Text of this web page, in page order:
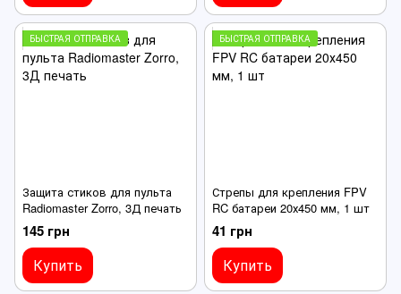
БЫСТРАЯ ОТПРАВКА
Защита стиков для пульта
Radiomaster Zorro, 3Д печать
145 грн
Купить
БЫСТРАЯ ОТПРАВКА
Стрепы для крепления FPV
RC батареи 20х450 мм, 1 шт
41 грн
Купить